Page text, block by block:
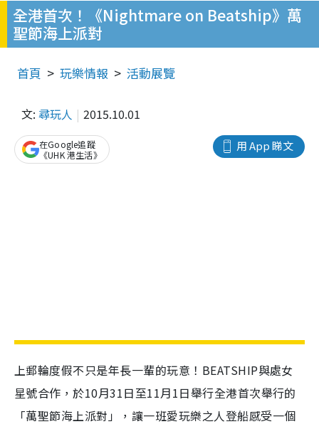
全港首次！《Nightmare on Beatship》萬
聖節海上派對
首頁 玩樂情報 活動展覽
文: 尋玩人 2015.10.01
用 App 睇文
在Google追蹤
《UHK 港生活》
上郵輪度假不只是年長一輩的玩意！BEATSHIP與處女
星號合作，於10月31日至11月1日舉行全港首次舉行的
「萬聖節海上派對」，讓一班愛玩樂之人登船感受一個